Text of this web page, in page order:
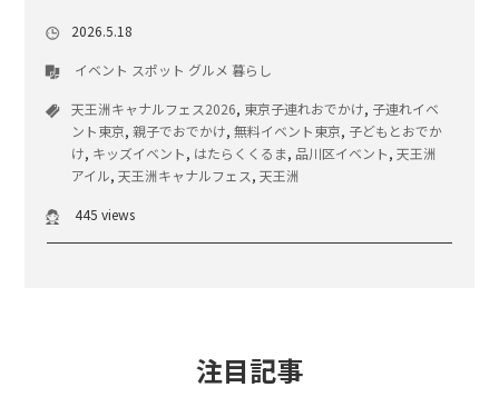
2026.5.18
イベント スポット グルメ 暮らし
天王洲キャナルフェス2026, 東京子連れおでかけ, 子連れイベ
ント東京,親子でおでかけ,無料イベント東京, 子どもとおでか
け, キッズイベント, はたらくくるま, 品川区イベント,天王洲
アイル,天王洲キャナルフェス,天王洲
445 views
注目記事